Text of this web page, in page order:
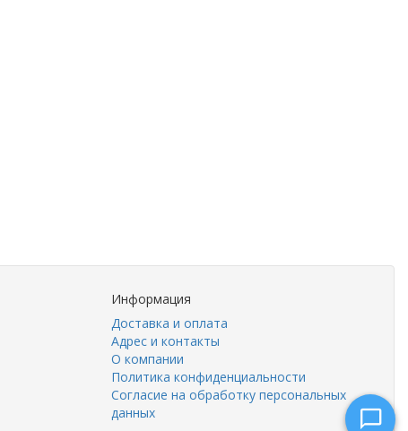
Информация
Доставка и оплата
Адрес и контакты
О компании
Политика конфиденциальности
Согласие на обработку персональных
данных